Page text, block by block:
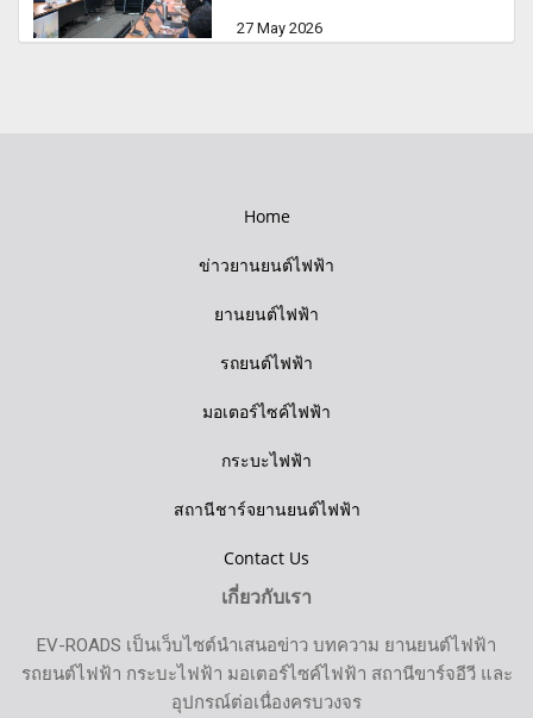
27 May 2026
Home
ข่าวยานยนต์ไฟฟ้า
ยานยนต์ไฟฟ้า
รถยนต์ไฟฟ้า
มอเตอร์ไซค์ไฟฟ้า
กระบะไฟฟ้า
สถานีชาร์จยานยนต์ไฟฟ้า
Contact Us
เกี่ยวกับเรา
EV-ROADS เป็นเว็บไซต์นำเสนอข่าว บทความ ยานยนต์ไฟฟ้า
รถยนต์ไฟฟ้า กระบะไฟฟ้า มอเตอร์ไซค์ไฟฟ้า สถานีขาร์จอีวี และ
อุปกรณ์ต่อเนื่องครบวงจร